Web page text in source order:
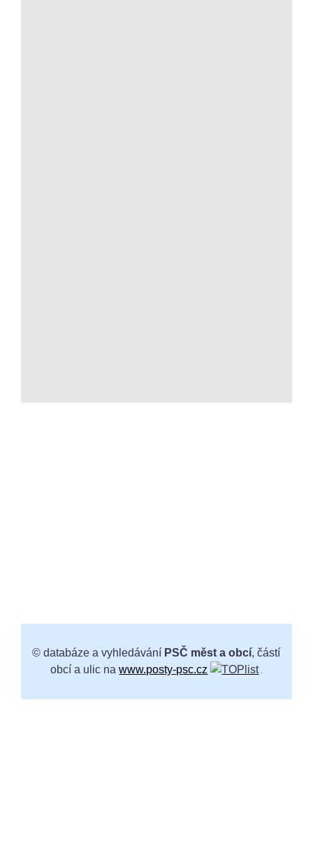
© databáze a vyhledávání PSČ měst a obcí, částí
obcí a ulic nawww.posty-psc.cz